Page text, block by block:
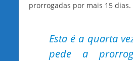
prorrogadas por mais 15 dias.
Esta é a quarta
pede a